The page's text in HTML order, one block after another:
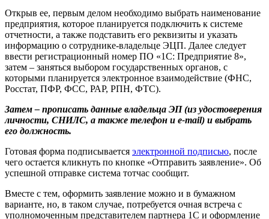
Открыв ее, первым делом необходимо выбрать наименование
предприятия, которое планируется подключить к системе
отчетности, а также подставить его реквизиты и указать
информацию о сотруднике-владельце ЭЦП. Далее следует
ввести регистрационный номер ПО «1С: Предприятие 8»,
затем – заняться выбором государственных органов, с
которыми планируется электронное взаимодействие (ФНС,
Росстат, ПФР, ФСС, РАР, РПН, ФТС).
Затем – прописать данные владельца ЭП (из удостоверения
личности, СНИЛС, а также телефон и e-mail) и выбрать
его должность.
Готовая форма подписывается электронной подписью, после
чего остается кликнуть по кнопке «Отправить заявление». Об
успешной отправке система тотчас сообщит.
Вместе с тем, оформить заявление можно и в бумажном
варианте, но, в таком случае, потребуется очная встреча с
уполномоченным представителем партнера 1С и оформление